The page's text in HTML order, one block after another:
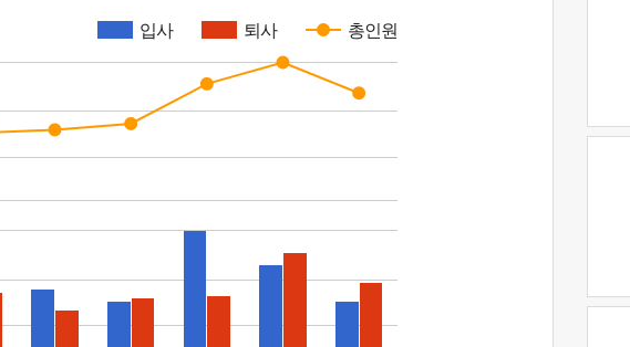
입사 퇴사 총인원